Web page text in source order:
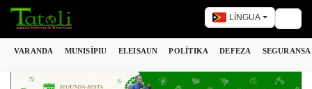
LÍNGUA
VARANDA MUNISÍPIU ELEISAUN POLÍTIKA DEFEZA SEGURANSA